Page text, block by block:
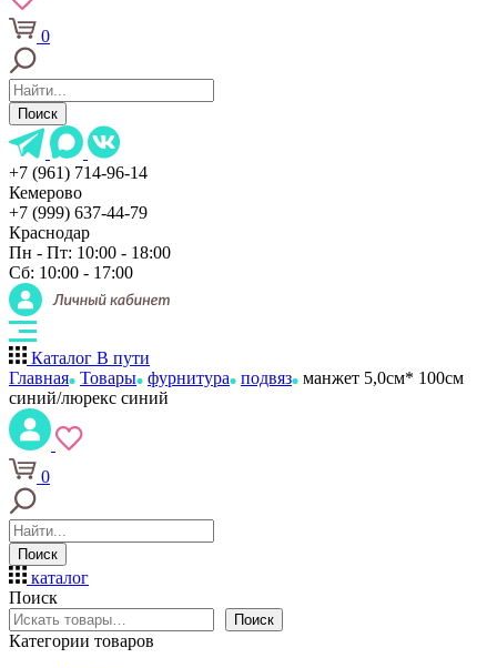
0
Поиск
+7 (961) 714-96-14
Кемерово
+7 (999) 637-44-79
Краснодар
Пн - Пт: 10:00 - 18:00
Сб: 10:00 - 17:00
Каталог В пути
Главная Товары фурнитура подвяз манжет 5,0см* 100см
синий/люрекс синий
0
Поиск
каталог
Поиск
Поиск
Категории товаров